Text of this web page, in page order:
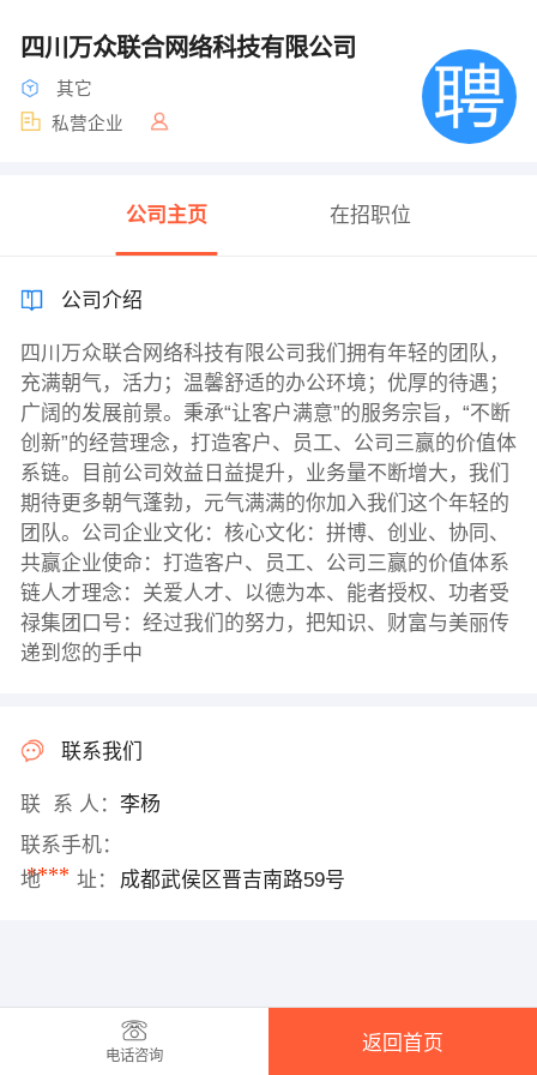
四川万众联合网络科技有限公司
其它
私营企业
公司主页 在招职位
公司介绍
四川万众联合网络科技有限公司我们拥有年轻的团队，
充满朝气，活力；温馨舒适的办公环境；优厚的待遇；
广阔的发展前景。秉承“让客户满意”的服务宗旨，“不断
创新”的经营理念，打造客户、员工、公司三赢的价值体
系链。目前公司效益日益提升，业务量不断增大，我们
期待更多朝气蓬勃，元气满满的你加入我们这个年轻的
团队。公司企业文化：核心文化：拼博、创业、协同、
共赢企业使命：打造客户、员工、公司三赢的价值体系
链人才理念：关爱人才、以德为本、能者授权、功者受
禄集团口号：经过我们的努力，把知识、财富与美丽传
递到您的手中
联系我们
联 系 人： 李杨
联系手机：
****
地 址： 成都武侯区晋吉南路59号
电话咨询
返回首页